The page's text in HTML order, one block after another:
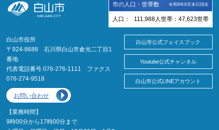
市の人口・世帯数 令和8年6月末日現在
人口： 111,988 人 世帯： 47,623世帯
白山市役所
〒924-8688 石川県白山市倉光二丁目1
番地
代表電話番号 076-276-1111 ファクス
076-274-9518
お問い合わせ
【業務時間】
9時00分から17時00分まで
白山市公式フェイスブック
Youtube公式チャンネル
白山市公式LINEアカウント